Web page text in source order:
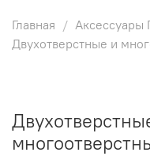
Главная Аксессуары
Двухотверстные и